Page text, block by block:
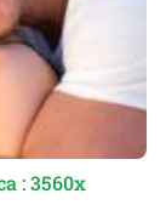
: 3560x